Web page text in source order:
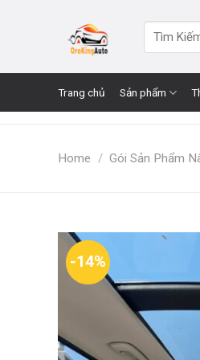
for:
Trang chủ Sản phẩm
Home / Gói Sản Phẩm
-14%